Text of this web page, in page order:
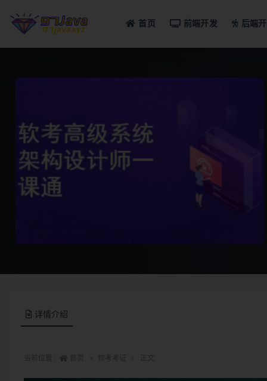
首页 前端开发 后端
详情介绍